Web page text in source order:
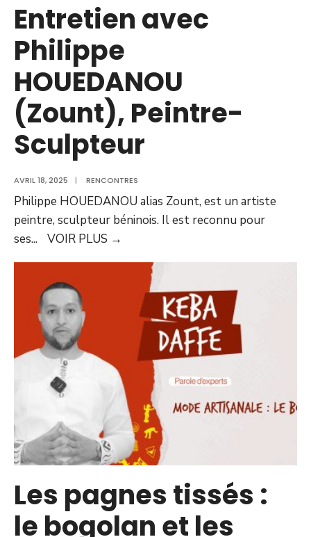
Entretien avec
Philippe
HOUEDANOU
(Zount), Peintre-
Sculpteur
AVRIL 18, 2025 | RENCONTRES
Philippe HOUEDANOU alias Zount, est un artiste
peintre, sculpteur béninois. Il est reconnu pour
ses... VOIR PLUS →
Les pagnes tissés :
le bogolan et les